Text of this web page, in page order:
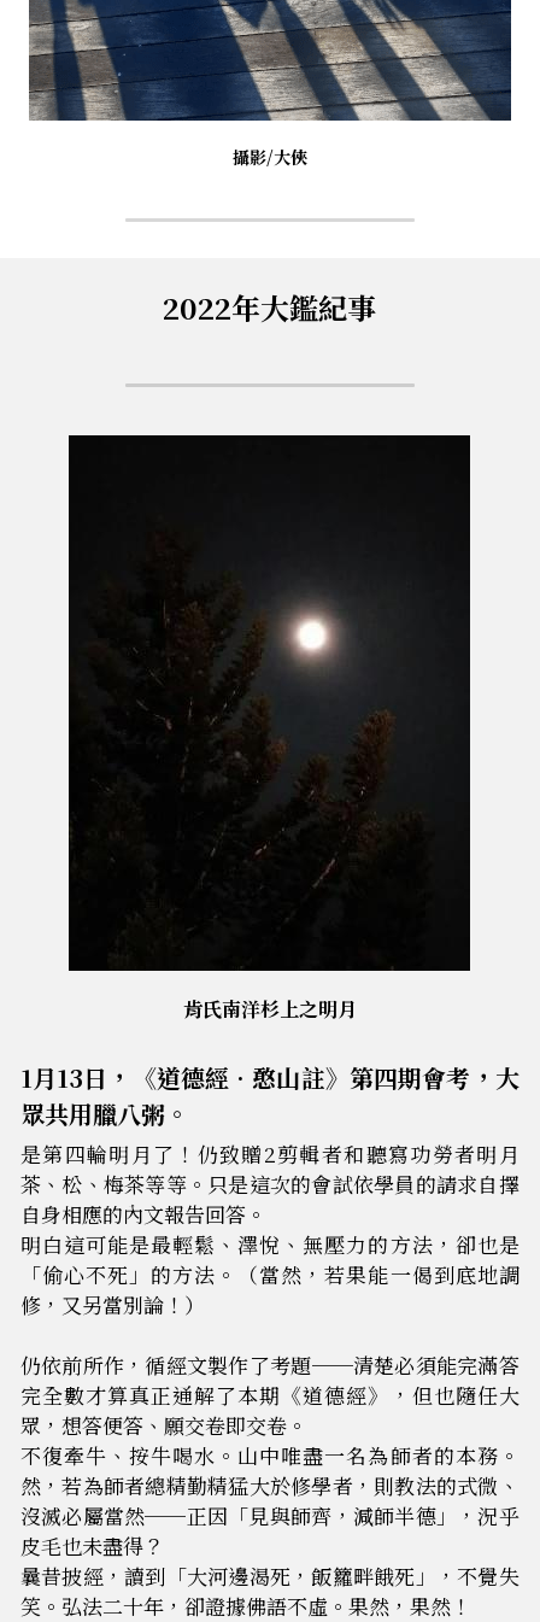
．挑戰自我的魅力
．黃昏之悸
．焚不滅的心
．中古世紀的殉道者
攝影/大俠
2022年大鑑紀事
肯氏南洋杉上之明月
1月13日，《道德經•憨山註》第四期會考，大
眾共用臘八粥。
是第四輪明月了！仍致贈2剪輯者和聽寫功勞者明月
茶、松、梅茶等等。只是這次的會試依學員的請求自擇
自身相應的內文報告回答。
明白這可能是最輕鬆、澤悅、無壓力的方法，卻也是
「偷心不死」的方法。（當然，若果能一偈到底地調
修，又另當別論！）
仍依前所作，循經文製作了考題──清楚必須能完滿答
完全數才算真正通解了本期《道德經》，但也隨任大
眾，想答便答、願交卷即交卷。
不復牽牛、按牛喝水。山中唯盡一名為師者的本務。
然，若為師者總精勤精猛大於修學者，則教法的式微、
沒滅必屬當然──正因「見與師齊，減師半德」，況乎
皮毛也未盡得？
曩昔披經，讀到「大河邊渴死，飯籮畔餓死」，不覺失
笑。弘法二十年，卻證據佛語不虛。果然，果然！
華嚴智海—《維摩詰經》
華嚴智海—《道德經》CD與課程大綱
他方之眼－且觀霓霞
拄杖在手－隨身法藏
光光交會／導介・轉載
華嚴智海—《道德經》有聲書二期
華嚴智海—《道德經》有聲書四期
華嚴智海—《道德經》有聲書五期
華嚴智海─《勝鬘經》有聲書